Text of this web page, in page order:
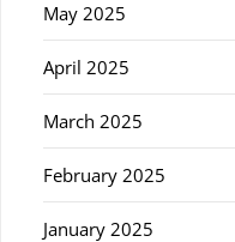
May 2025
April 2025
March 2025
February 2025
January 2025